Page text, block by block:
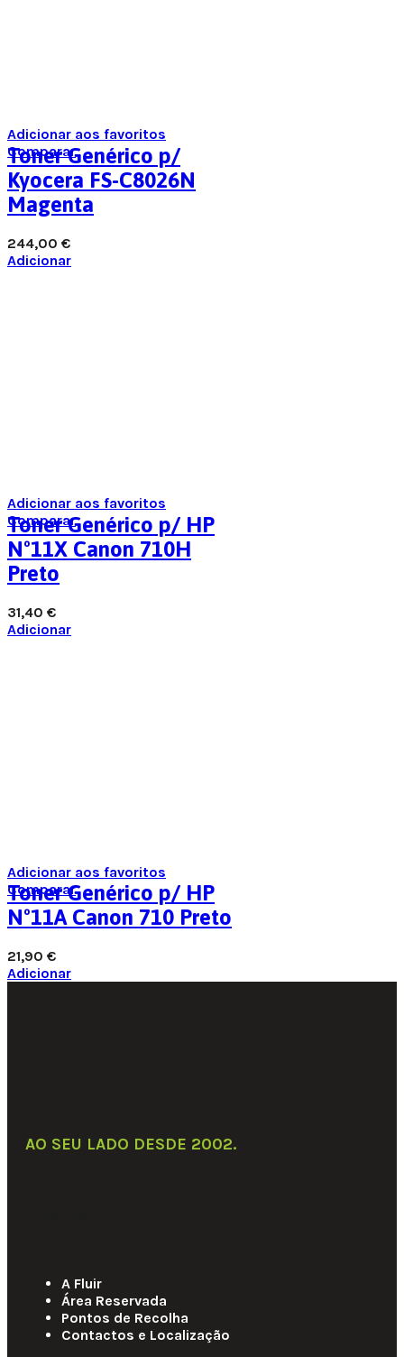
Adicionar aos favoritos
Comparar
Toner Genérico p/
Kyocera FS-C8026N
Magenta
244,00 €
Adicionar
Adicionar aos favoritos
Comparar
Toner Genérico p/ HP
Nº11X Canon 710H
Preto
31,40 €
Adicionar
Adicionar aos favoritos
Comparar
Toner Genérico p/ HP
Nº11A Canon 710 Preto
21,90 €
Adicionar
AO SEU LADO DESDE 2002.
A Fluir
Área Reservada
Pontos de Recolha
Contactos e Localização